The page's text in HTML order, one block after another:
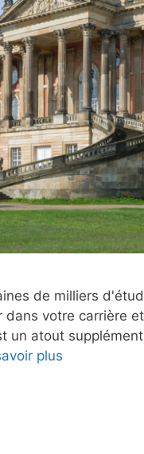
de milliers
votre carrière
atout
plus